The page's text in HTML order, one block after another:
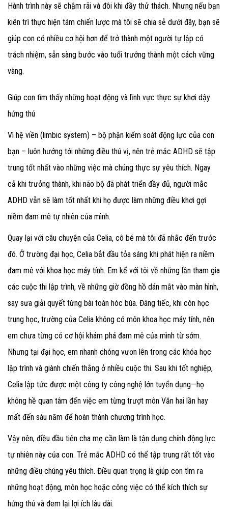
Hành trình này sẽ chậm rãi và đôi khi đầy thử thách. Nhưng nếu bạn
kiên trì thực hiện tám chiến lược mà tôi sẽ chia sẻ dưới đây, bạn sẽ
giúp con có nhiều cơ hội hơn để trở thành một người tự lập có
trách nhiệm, sẵn sàng bước vào tuổi trưởng thành một cách vững
vàng.
Giúp con tìm thấy những hoạt động và lĩnh vực thực sự khơi dậy
hứng thú
Vì hệ viền (limbic system) – bộ phận kiểm soát động lực của con
bạn – luôn hướng tới những điều thú vị, nên trẻ mắc ADHD sẽ tập
trung tốt nhất vào những việc mà chúng thực sự yêu thích. Ngay
cả khi trưởng thành, khi não bộ đã phát triển đầy đủ, người mắc
ADHD vẫn sẽ làm tốt nhất khi họ được làm những điều khơi gợi
niềm đam mê tự nhiên của mình.
Quay lại với câu chuyện của Celia, cô bé mà tôi đã nhắc đến trước
đó. Ở trường đại học, Celia bắt đầu tỏa sáng khi phát hiện ra niềm
đam mê với khoa học máy tính. Em kể với tôi về những lần tham gia
các cuộc thi lập trình, về những giờ đồng hồ dán mắt vào màn hình,
say sưa giải quyết từng bài toán hóc búa. Đáng tiếc, khi còn học
trung học, trường của Celia không có môn khoa học máy tính, nên
em chưa từng có cơ hội khám phá đam mê của mình từ sớm.
Nhưng tại đại học, em nhanh chóng vươn lên trong các khóa học
lập trình và giành chiến thắng ở nhiều cuộc thi. Sau khi tốt nghiệp,
Celia lập tức được một công ty công nghệ lớn tuyển dụng—họ
không hề quan tâm đến việc em từng trượt môn Văn hai lần hay
mất đến sáu năm để hoàn thành chương trình học.
Vậy nên, điều đầu tiên cha mẹ cần làm là tận dụng chính động lực
tự nhiên này của con. Trẻ mắc ADHD có thể tập trung rất tốt vào
những điều chúng yêu thích. Điều quan trọng là giúp con tìm ra
những hoạt động, môn học hoặc công việc có thể kích thích sự
hứng thú và đem lại lợi ích lâu dài.